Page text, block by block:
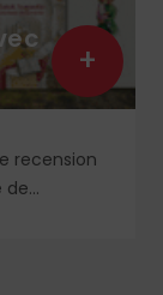
recension
de
+